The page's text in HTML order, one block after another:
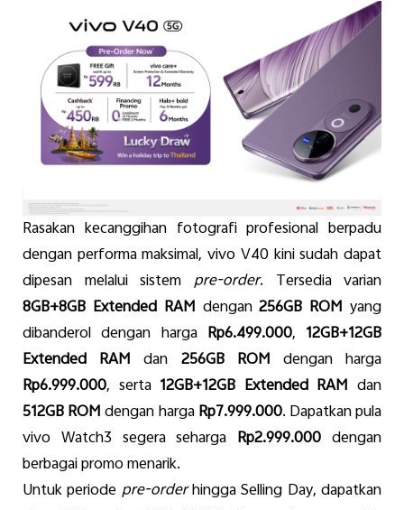
Rasakan kecanggihan fotografi profesional berpadu
dengan performa maksimal, vivo V40 kini sudah dapat
dipesan melalui sistem pre-order. Tersedia varian
8GB+8GB Extended RAM dengan 256GB ROM yang
dibanderol dengan harga Rp6.499.000, 12GB+12GB
Extended RAM dan 256GB ROM dengan harga
Rp6.999.000, serta 12GB+12GB Extended RAM dan
512GB ROMdenganhargaRp7.999.000. Dapatkanpula
vivo Watch3 segera seharga Rp2.999.000 dengan
berbagaipromomenarik.
Untukperiode pre-orderhinggaSelling Day,dapatkan